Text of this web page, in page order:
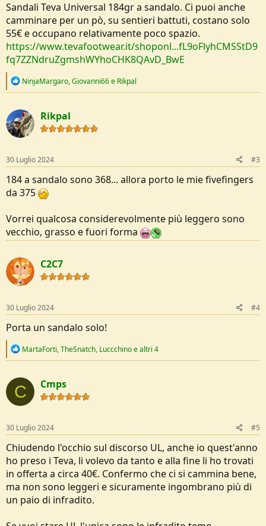
Sandali Teva Universal 184gr a sandalo. Ci puoi anche
camminare per un pò, su sentieri battuti, costano solo
55€ e occupano relativamente poco spazio.
https://www.tevafootwear.it/shoponl...fL9oFlyhCMSStD9
fq7ZZNdruZgmshWYhoCHK8QAvD_BwE
R
c
t
i
o
s
:
NinjaMargaro,Giovanni66e Rikpal
Rikpal
30 Luglio 2024 #3
184 a sandalo sono 368... allora porto le mie fivefingers
da 375
Vorrei qualcosa considerevolmente più leggero sono
vecchio, grasso e fuori forma
C2C7
30 Luglio 2024 #4
Porta un sandalo solo!
R
c
t
i
o
s
:
MartaForti,TheSnatch, Luccchinoe altri 4
C Cmps
30 Luglio 2024 #5
Chiudendo l'occhio sul discorso UL, anche io quest'anno
ho preso i Teva, li volevo da tanto e alla fine li ho trovati
in offerta a circa 40€. Confermo che ci si cammina bene,
ma non sono leggeri e sicuramente ingombrano più di
un paio di infradito.